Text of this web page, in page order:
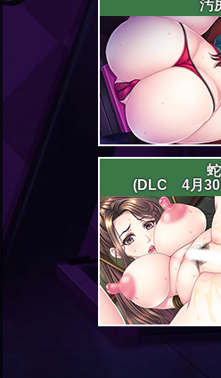
汚
蛇
(DLC 4月30